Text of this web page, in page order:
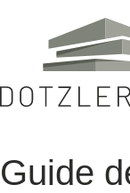
Guide